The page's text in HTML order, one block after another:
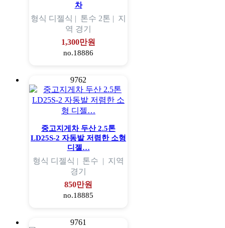
차
형식 디젤식 | 톤수 2톤 | 지
역 경기
1,300만원
no.18886
9762
중고지게차 두산 2.5톤
LD25S-2 자동발 저렴한 소형
디젤…
형식 디젤식 | 톤수 | 지역
경기
850만원
no.18885
9761